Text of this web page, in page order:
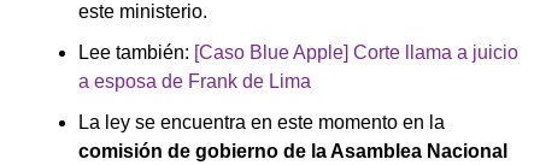
este ministerio.
Lee también: [Caso Blue Apple] Corte llama a juicio
a esposa de Frank de Lima
La ley se encuentra en este momento en la
comisión de gobierno de la Asamblea Nacional